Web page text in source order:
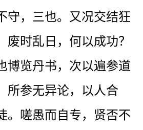
守，三也。又况交结狂
废时乱日，何以成功？
博览丹书，次以遍参道
所参无异论，以人合
。嗟愚而自专，贤否不